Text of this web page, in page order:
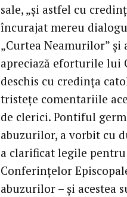
sale, „şi astfel cu
încurajat mereu
„Curtea Neamurilor” şi
apreciază eforturile lui
deschis cu credinţa
tristeţe comentariile
de clerici. Pontiful
abuzurilor, a vorbit cu
a clarificat legile
Conferinţelor
abuzurilor – şi acestea